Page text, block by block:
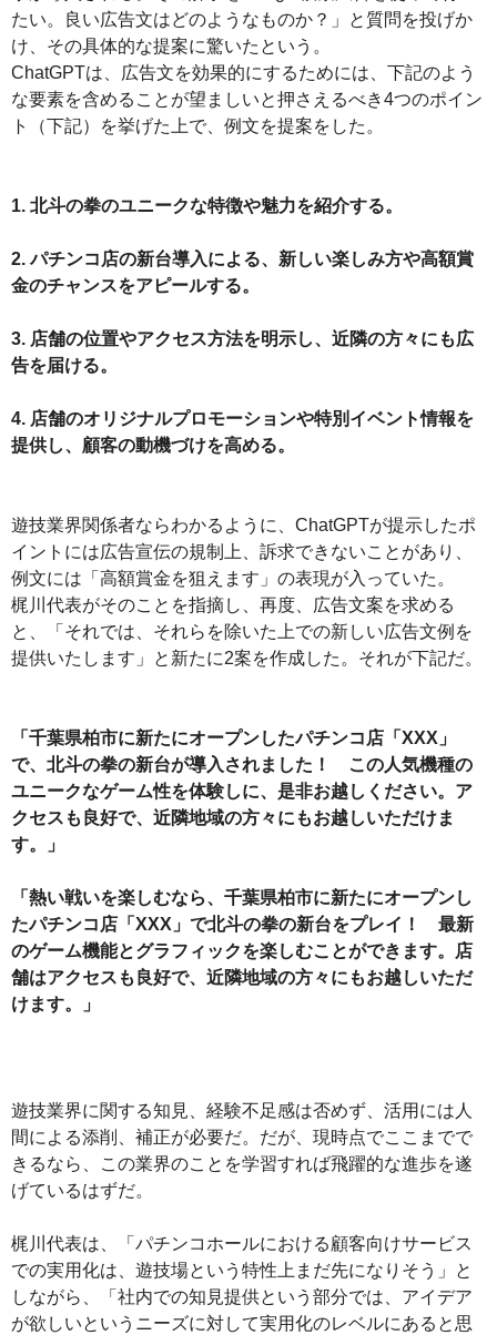
たい。良い広告文はどのようなものか？」と質問を投げか
け、その具体的な提案に驚いたという。
ChatGPTは、広告文を効果的にするためには、下記のよう
な要素を含めることが望ましいと押さえるべき4つのポイン
ト（下記）を挙げた上で、例文を提案をした。
1. 北斗の拳のユニークな特徴や魅力を紹介する。
2. パチンコ店の新台導入による、新しい楽しみ方や高額賞
金のチャンスをアピールする。
3. 店舗の位置やアクセス方法を明示し、近隣の方々にも広
告を届ける。
4. 店舗のオリジナルプロモーションや特別イベント情報を
提供し、顧客の動機づけを高める。
遊技業界関係者ならわかるように、ChatGPTが提示したポ
イントには広告宣伝の規制上、訴求できないことがあり、
例文には「高額賞金を狙えます」の表現が入っていた。
梶川代表がそのことを指摘し、再度、広告文案を求める
と、「それでは、それらを除いた上での新しい広告文例を
提供いたします」と新たに2案を作成した。それが下記だ。
「千葉県柏市に新たにオープンしたパチンコ店「XXX」
で、北斗の拳の新台が導入されました！ この人気機種の
ユニークなゲーム性を体験しに、是非お越しください。ア
クセスも良好で、近隣地域の方々にもお越しいただけま
す。」
「熱い戦いを楽しむなら、千葉県柏市に新たにオープンし
たパチンコ店「XXX」で北斗の拳の新台をプレイ！ 最新
のゲーム機能とグラフィックを楽しむことができます。店
舗はアクセスも良好で、近隣地域の方々にもお越しいただ
けます。」
遊技業界に関する知見、経験不足感は否めず、活用には人
間による添削、補正が必要だ。だが、現時点でここまでで
きるなら、この業界のことを学習すれば飛躍的な進歩を遂
げているはずだ。
梶川代表は、「パチンコホールにおける顧客向けサービス
での実用化は、遊技場という特性上まだ先になりそう」と
しながら、「社内での知見提供という部分では、アイデア
が欲しいというニーズに対して実用化のレベルにあると思